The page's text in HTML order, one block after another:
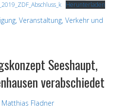
Herunterladen
, Veranstaltung, Verkehr und
Seeshaupt,
verabschiedet
Matthias Fladner